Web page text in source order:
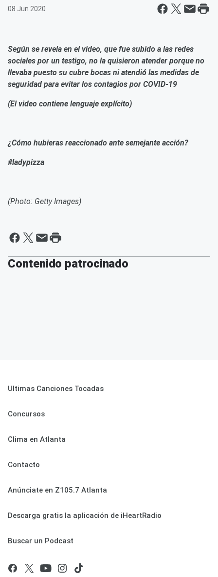
08 Jun 2020
Según se revela en el video, que fue subido a las redes
sociales por un testigo, no la quisieron atender porque no
llevaba puesto su cubre bocas ni atendió las medidas de
seguridad para evitar los contagios por COVID-19
(El video contiene lenguaje explícito)
¿Cómo hubieras reaccionado ante semejante acción?
#ladypizza
(Photo: Getty Images)
Contenido patrocinado
Ultimas Canciones Tocadas
Concursos
Clima en Atlanta
Contacto
Anúnciate en Z105.7 Atlanta
Descarga gratis la aplicación de iHeartRadio
Buscar un Podcast